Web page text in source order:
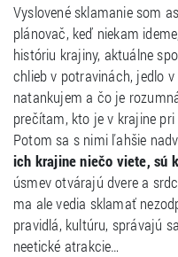
Vyslovené sklamanie som
plánovač, keď niekam
históriu krajiny, aktuálne
chlieb v potravinách, jedlo
natankujem a čo je
prečítam, kto je v krajine
Potom sa s nimi ľahšie
ich krajine niečo viete, sú
úsmev otvárajú dvere a
ma ale vedia sklamať
pravidlá, kultúru, správajú
neetické atrakcie…